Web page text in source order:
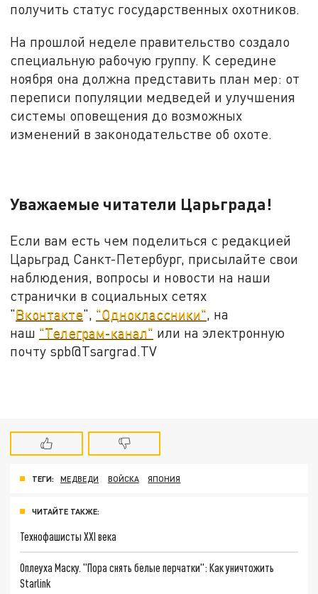
получить статус государственных охотников.
На прошлой неделе правительство создало
специальную рабочую группу. К середине
ноября она должна представить план мер: от
переписи популяции медведей и улучшения
системы оповещения до возможных
изменений в законодательстве об охоте.
Уважаемые читатели Царьграда!
Если вам есть чем поделиться с редакцией
Царьград Санкт-Петербург, присылайте свои
наблюдения, вопросы и новости на наши
странички в социальных сетях
"Вконтакте", "Одноклассники", на
наш "Телеграм-канал" или на электронную
почту spb@Tsargrad.TV
ТЕГИ: МЕДВЕДИ ВОЙСКА ЯПОНИЯ
ЧИТАЙТЕ ТАКЖЕ:
Технофашисты XXI века
Оплеуха Маску. "Пора снять белые перчатки": Как уничтожить
Starlink